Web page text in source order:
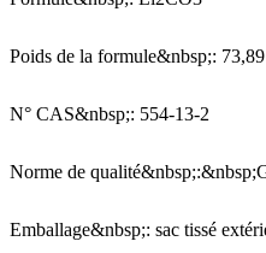
Poids de la formule&nbsp;: 73,89
N° CAS&nbsp;: 554-13-2
Norme de
Emballage&nbsp;: sac tissé